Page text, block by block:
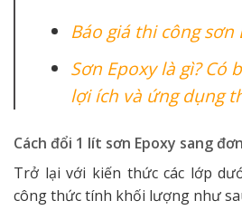
Báo giá thi công sơn
Sơn Epoxy là gì? Có
lợi ích và ứng dụng
Cách đổi 1 lít sơn Epoxy sang
Trở lại với kiến thức các lớp
công thức tính khối lượng như